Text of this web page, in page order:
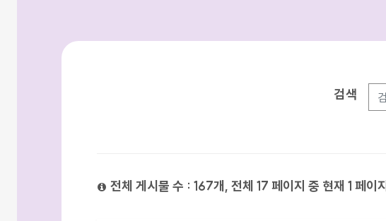
검색
전체 게시물 수 : 167개, 전체 17 페이지 중 현재 1 페이지